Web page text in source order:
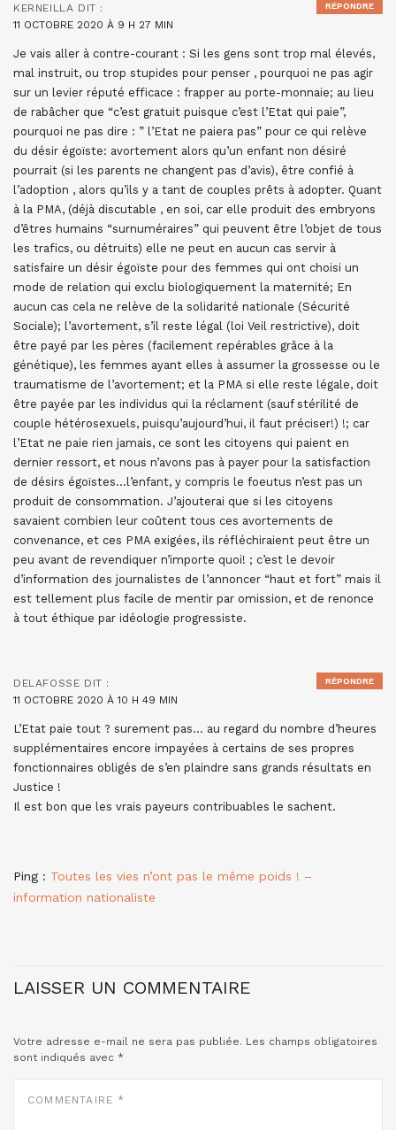
KERNEILLA DIT :
11 OCTOBRE 2020 À 9 H 27 MIN
Je vais aller à contre-courant : Si les gens sont trop mal élevés,
mal instruit, ou trop stupides pour penser , pourquoi ne pas agir
sur un levier réputé efficace : frapper au porte-monnaie; au lieu
de rabâcher que “c’est gratuit puisque c’est l’Etat qui paie”,
pourquoi ne pas dire : ” l’Etat ne paiera pas” pour ce qui relève
du désir égoïste: avortement alors qu’un enfant non désiré
pourrait (si les parents ne changent pas d’avis), être confié à
l’adoption , alors qu’ils y a tant de couples prêts à adopter. Quant
à la PMA, (déjà discutable , en soi, car elle produit des embryons
d’êtres humains “surnuméraires” qui peuvent être l’objet de tous
les trafics, ou détruits) elle ne peut en aucun cas servir à
satisfaire un désir égoïste pour des femmes qui ont choisi un
mode de relation qui exclu biologiquement la maternité; En
aucun cas cela ne relève de la solidarité nationale (Sécurité
Sociale); l’avortement, s’il reste légal (loi Veil restrictive), doit
être payé par les pères (facilement repérables grâce à la
génétique), les femmes ayant elles à assumer la grossesse ou le
traumatisme de l’avortement; et la PMA si elle reste légale, doit
être payée par les individus qui la réclament (sauf stérilité de
couple hétérosexuels, puisqu’aujourd’hui, il faut préciser!) !; car
l’Etat ne paie rien jamais, ce sont les citoyens qui paient en
dernier ressort, et nous n’avons pas à payer pour la satisfaction
de désirs égoïstes…l’enfant, y compris le foeutus n’est pas un
produit de consommation. J’ajouterai que si les citoyens
savaient combien leur coûtent tous ces avortements de
convenance, et ces PMA exigées, ils réfléchiraient peut être un
peu avant de revendiquer n’importe quoi! ; c’est le devoir
d’information des journalistes de l’annoncer “haut et fort” mais il
est tellement plus facile de mentir par omission, et de renonce
à tout éthique par idéologie progressiste.
RÉPONDRE
DELAFOSSE DIT :
11 OCTOBRE 2020 À 10 H 49 MIN
L’Etat paie tout ? surement pas… au regard du nombre d’heures
supplémentaires encore impayées à certains de ses propres
fonctionnaires obligés de s’en plaindre sans grands résultats en
Justice !
Il est bon que les vrais payeurs contribuables le sachent.
RÉPONDRE
Ping : Toutes les vies n’ont pas le même poids ! –
information nationaliste
LAISSER UN COMMENTAIRE
Votre adresse e-mail ne sera pas publiée. Les champs obligatoires
sont indiqués avec *